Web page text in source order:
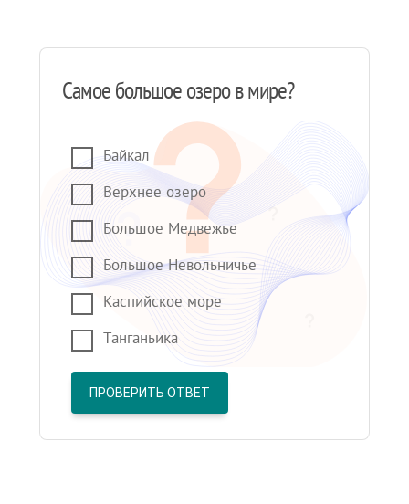
Самое большое озеро в мире?
Байкал
Верхнее озеро
Большое Медвежье
Большое Невольничье
Каспийское море
Танганьика
ПРОВЕРИТЬ ОТВЕТ